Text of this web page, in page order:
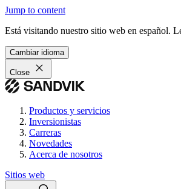
Jump to content
Está visitando nuestro sitio web en español.
Cambiar idioma
Close
Productos y servicios
Inversionistas
Carreras
Novedades
Acerca de nosotros
Sitios web